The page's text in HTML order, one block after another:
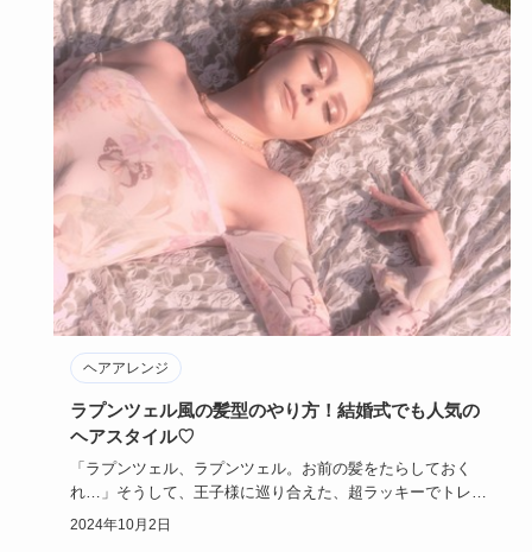
ヘアアレンジ
ラプンツェル風の髪型のやり方！結婚式でも人気の
ヘアスタイル♡
「ラプンツェル、ラプンツェル。お前の髪をたらしておく
れ…」そうして、王子様に巡り合えた、超ラッキーでトレン
ドな髪型！ラプン…
2024年10月2日